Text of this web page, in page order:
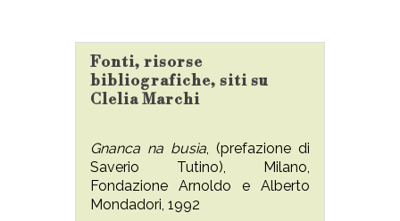
Fonti, risorse
bibliografiche, siti su
Clelia Marchi
Gnanca na busìa, (prefazione di
Saverio Tutino), Milano,
Fondazione Arnoldo e Alberto
Mondadori, 1992